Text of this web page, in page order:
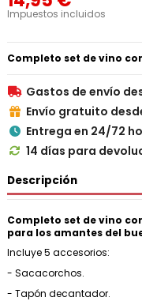
Impuestos incluidos
Completo set de vino
 Gastos de envío
 Envío gratuito
 Entrega en 24/72
 14 días para
Descripción
Completo set de vino
para los amantes del
Incluye 5 accesorios:
- Sacacorchos.
- Tapón decantador.